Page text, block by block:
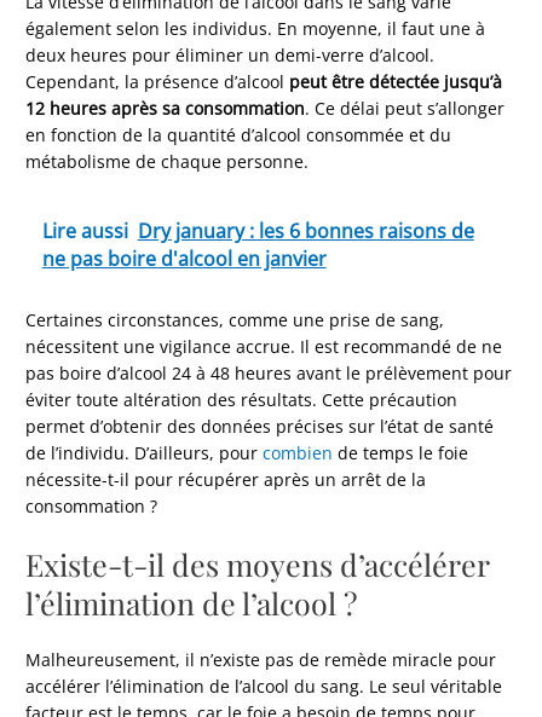
également selon les individus. En moyenne, il faut une à
deux heures pour éliminer un demi-verre d’alcool.
Cependant, la présence d’alcool peut être détectée jusqu’à
12 heures après sa consommation. Ce délai peut s’allonger
en fonction de la quantité d’alcool consommée et du
métabolisme de chaque personne.
Lire aussi Dry january : les 6 bonnes raisons de
ne pas boire d'alcool en janvier
Certaines circonstances, comme une prise de sang,
nécessitent une vigilance accrue. Il est recommandé de ne
pas boire d’alcool 24 à 48 heures avant le prélèvement pour
éviter toute altération des résultats. Cette précaution
permet d’obtenir des données précises sur l’état de santé
de l’individu. D’ailleurs, pourcombien de temps le foie
nécessite-t-il pour récupérer après un arrêt de la
consommation ?
Existe-t-il des moyens d’accélérer
l’élimination de l’alcool ?
Malheureusement, il n’existe pas de remède miracle pour
accélérer l’élimination de l’alcool du sang. Le seul véritable